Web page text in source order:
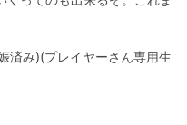
済み)(プレイヤーさん専用生